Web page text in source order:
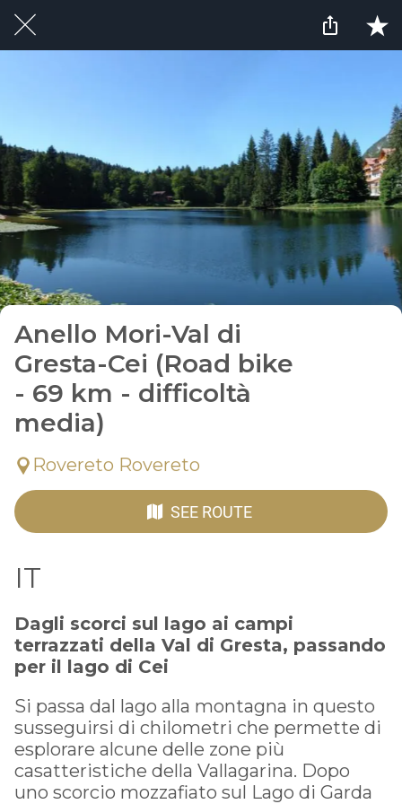
Anello Mori-Val di
Gresta-Cei (Road bike
- 69 km - difficoltà
media)
Rovereto Rovereto
SEE ROUTE
IT
Dagli scorci sul lago ai campi
terrazzati della Val di Gresta, passando
per il lago di Cei
Si passa dal lago alla montagna in questo
susseguirsi di chilometri che permette di
esplorare alcune delle zone più
casatteristiche della Vallagarina. Dopo
uno scorcio mozzafiato sul Lago di Garda